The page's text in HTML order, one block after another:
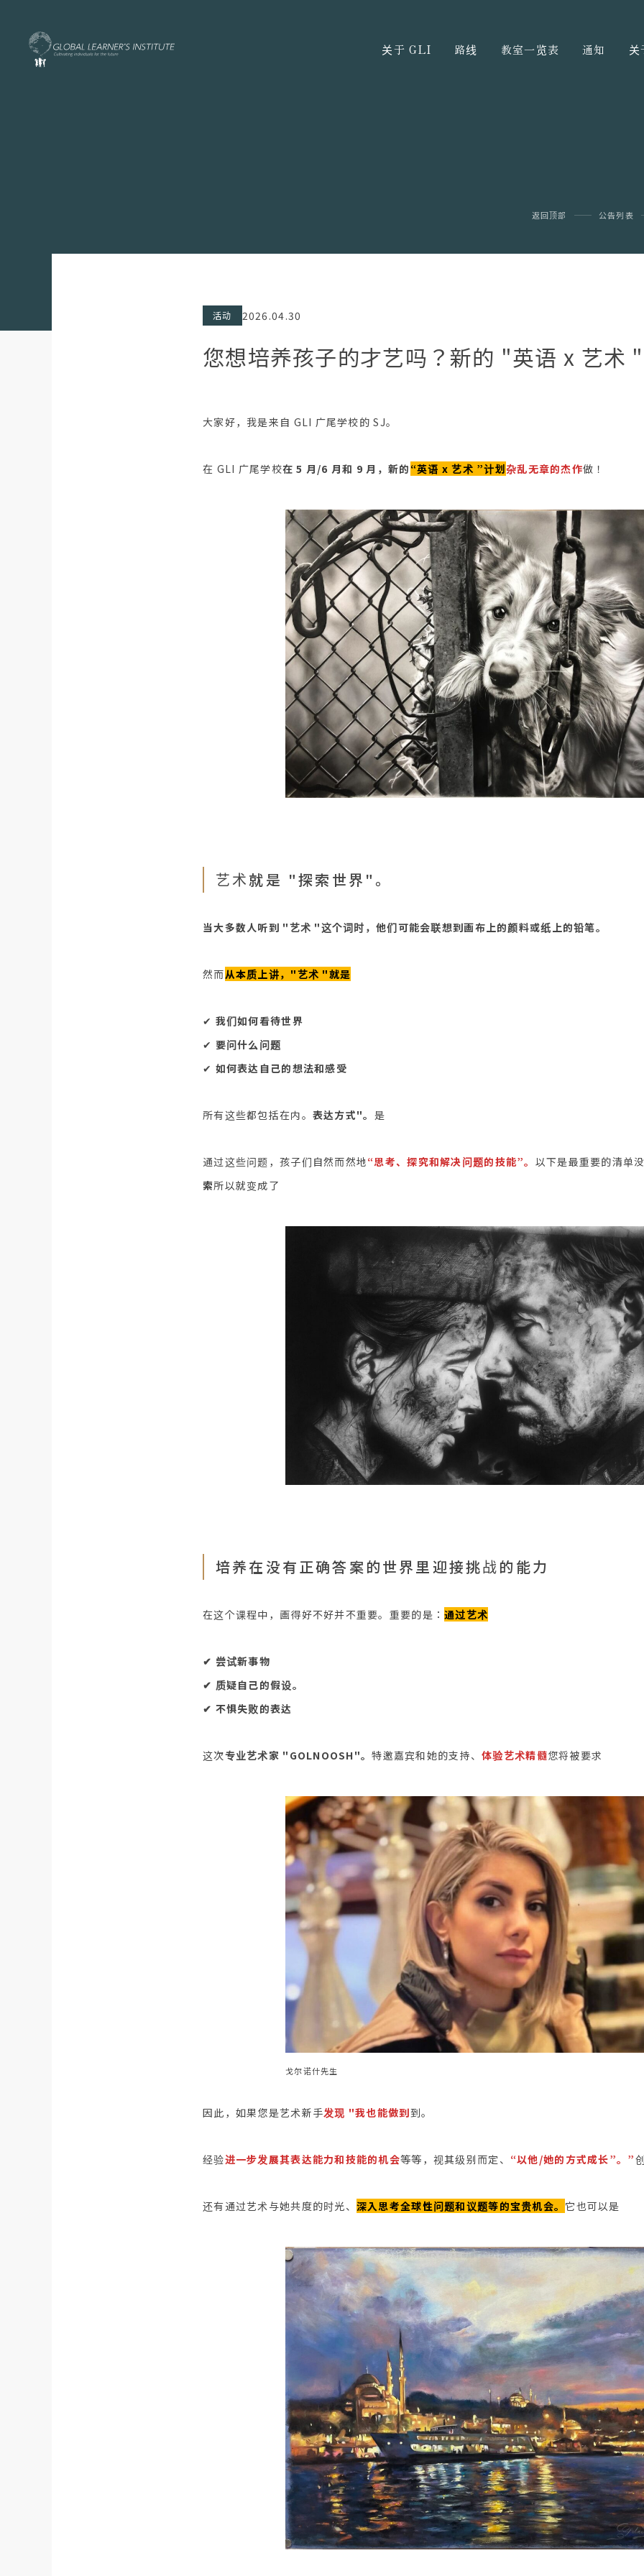
关于 GLI 路线 教室一览表 通知
返回顶部 公告列表
活动 2026.04.30
您想培养孩子的才艺吗？新的 "英语 x 艺术
大家好，我是来自 GLI 广尾学校的 SJ。
在 GLI 广尾学校在 5 月/6 月和 9 月，新的 “英语 x 艺术 ”计划杂乱无章的杰作做！
艺术就是 "探索世界"。
当大多数人听到 "艺术 "这个词时，他们可能会联想到画布上的颜料或纸上的铅笔。
然而从本质上讲，"艺术 "就是
✔︎ 我们如何看待世界
✔︎ 要问什么问题
✔︎ 如何表达自己的想法和感受
所有这些都包括在内。 表达方式"。 是
通过这些问题，孩子们自然而然地“思考、探究和解决问题的技能”。 以下是最重要的清单
索所以就变成了
培养在没有正确答案的世界里迎接挑战的能力
在这个课程中，画得好不好并不重要。重要的是：通过艺术
✔︎ 尝试新事物
✔︎ 质疑自己的假设。
✔︎ 不惧失败的表达
这次专业艺术家 "GOLNOOSH"。特邀嘉宾和她的支持、体验艺术精髓您将被要求
戈尔诺什先生
因此，如果您是艺术新手发现 "我也能做到到。
经验进一步发展其表达能力和技能的机会等等，视其级别而定、 “以他/她的方式成长”。”
还有通过艺术与她共度的时光、 深入思考全球性问题和议题等的宝贵机会。 它也可以是